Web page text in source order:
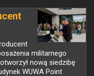
militarnego
nową siedzibę
WUWA Point